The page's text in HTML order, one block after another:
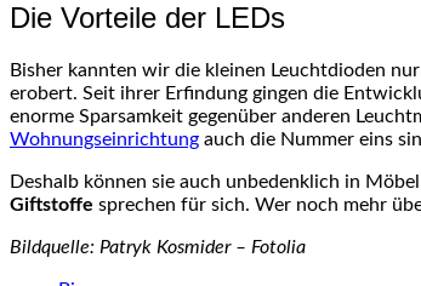
Die Vorteile der LEDs
Bisher kannten wir die kleinen Leuchtdioden
erobert. Seit ihrer Erfindung gingen die
enorme Sparsamkeit gegenüber anderen
Wohnungseinrichtung auch die Nummer eins
Deshalb können sie auch unbedenklich in
Giftstoffe sprechen für sich. Wer noch mehr
Bildquelle: Patryk Kosmider – Fotolia